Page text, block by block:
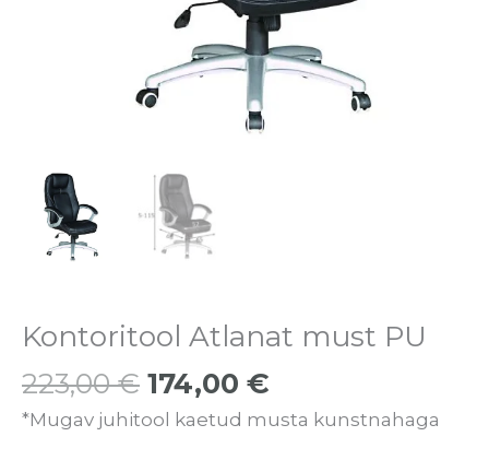
Kontoritool Atlanat must PU
223,00€ 174,00 €
*Mugav juhitool kaetud musta kunstnahaga